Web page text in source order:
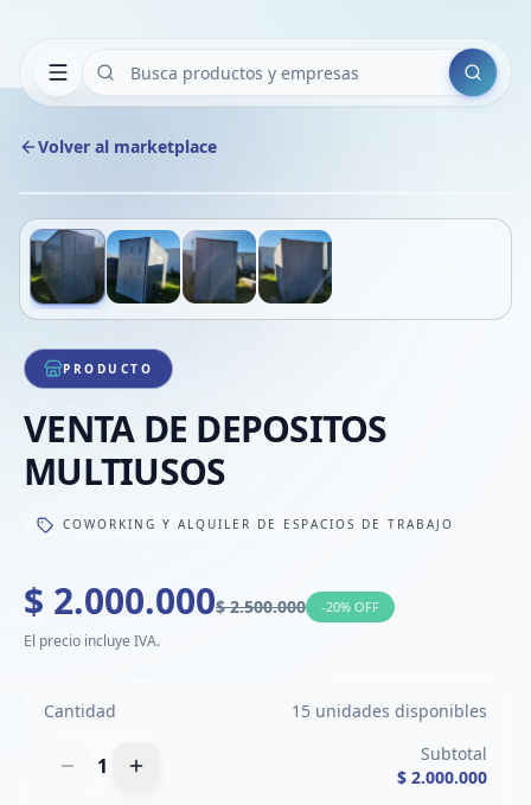
Buscar
Volver al marketplace
1/4
PRODUCTO
VENTA DE DEPOSITOS
MULTIUSOS
COWORKING Y ALQUILER DE ESPACIOS DE TRABAJO
$ 2.000.000$ 2.500.000 -20% OFF
El precio incluye IVA.
Cantidad 15 unidades disponibles
1
Subtotal
$ 2.000.000